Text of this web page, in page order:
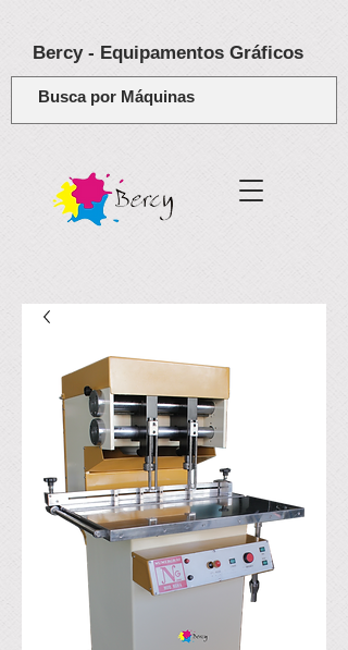
Bercy - Equipamentos Gráficos